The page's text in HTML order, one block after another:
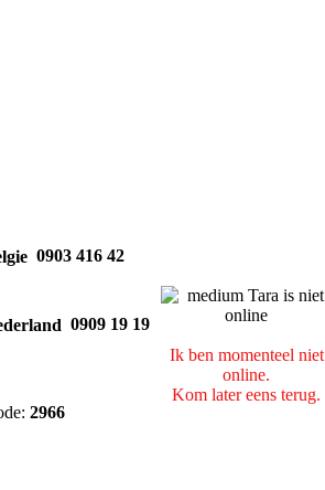
0903 416 42
Ik ben momenteel niet
online.
Kom later eens terug.
0909 19 19
2966